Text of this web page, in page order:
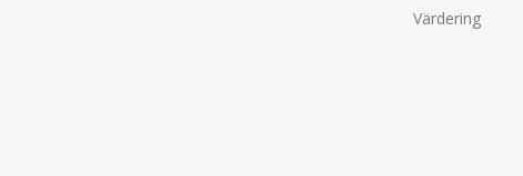
Värdering